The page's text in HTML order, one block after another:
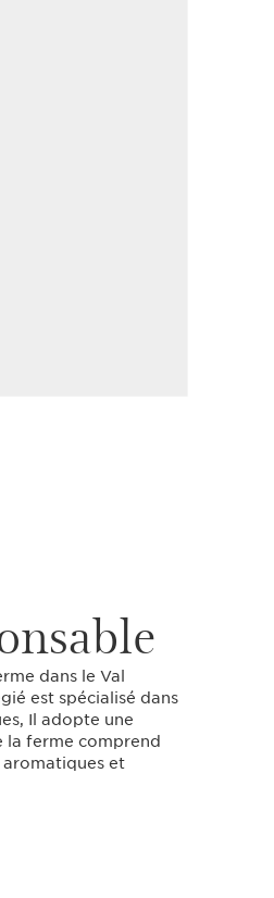
dans le Val
est spécialisé dans
Il adopte une
la ferme comprend
aromatiques et